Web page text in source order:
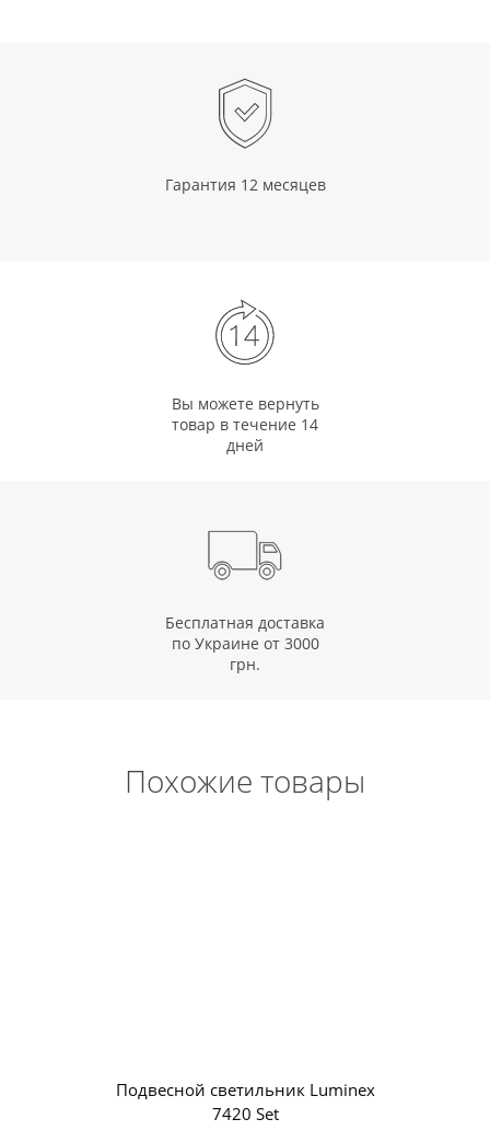
Гарантия 12 месяцев
Вы можете вернуть
товар в течение 14
дней
Бесплатная доставка
по Украине от 3000
грн.
Похожие товары
Подвесной светильник Luminex
7420 Set